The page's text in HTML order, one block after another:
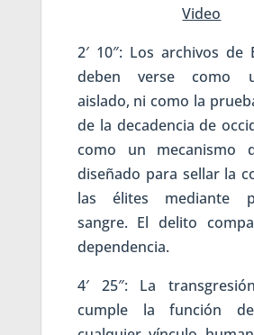
Video
2′ 10″: Los archivos de
deben verse como
aislado, ni como la
de la decadencia de
como un mecanismo
diseñado para sellar la
las élites mediante
sangre. El delito
dependencia.
4′ 25″: La
cumple la función